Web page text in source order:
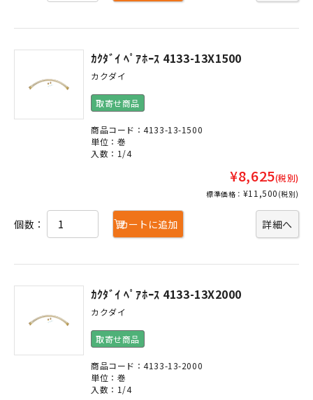
ｶｸﾀﾞｲ ﾍﾟｱﾎｰｽ 4133-13X1500
カクダイ
取寄せ商品
商品コード：4133-13-1500
単位：巻
入数：1/4
¥8,625(税別)
標準価格： ¥11,500 (税別)
詳細へ
個数： カートに追加
ｶｸﾀﾞｲ ﾍﾟｱﾎｰｽ 4133-13X2000
カクダイ
取寄せ商品
商品コード：4133-13-2000
単位：巻
入数：1/4